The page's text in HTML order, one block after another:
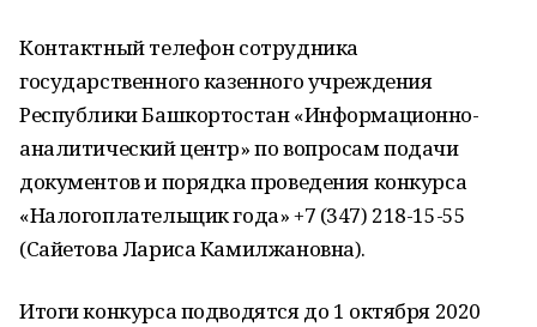
Контактный телефон сотрудника
государственного казенного учреждения
Республики Башкортостан «Информационно-
аналитический центр» по вопросам подачи
документов и порядка проведения конкурса
«Налогоплательщик года» +7 (347) 218-15-55
(Сайетова Лариса Камилжановна).
Итоги конкурса подводятся до 1 октября 2020